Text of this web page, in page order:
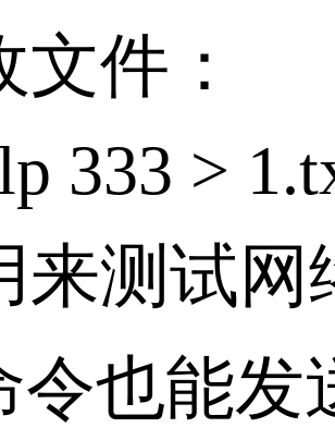
文件：
333 >
来测试网
令也能发